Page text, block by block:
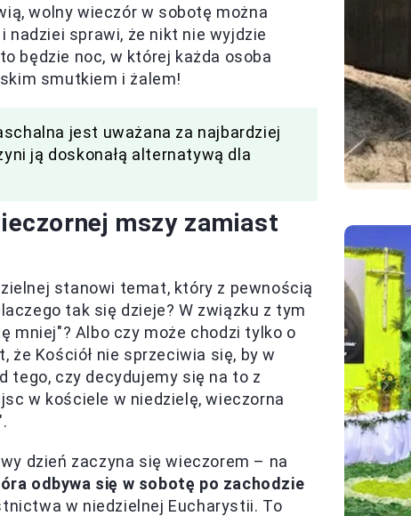
wolny wieczór w sobotę można
sprawi, że nikt nie wyjdzie
będzie noc, w której każda osoba
smutkiem i żalem!
jest uważana za najbardziej
ją doskonałą alternatywą dla
mszy zamiast
stanowi temat, który z pewnością
tak się dzieje? W związku z tym
mniej"? Albo czy może chodzi tylko o
Kościół nie sprzeciwia się, by w
tego, czy decydujemy się na to z
w kościele w niedzielę, wieczorna
dzień zaczyna się wieczorem – na
odbywa się w sobotę po zachodzie
w niedzielnej Eucharystii. To